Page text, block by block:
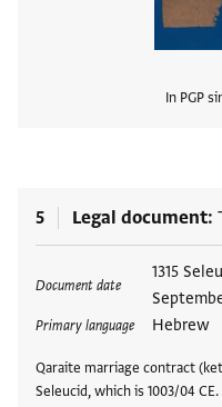
In PGP
5 Legal document
Document date
1315
Primary language Hebrew
Qaraite marriage contract
Seleucid, which is 1003/04